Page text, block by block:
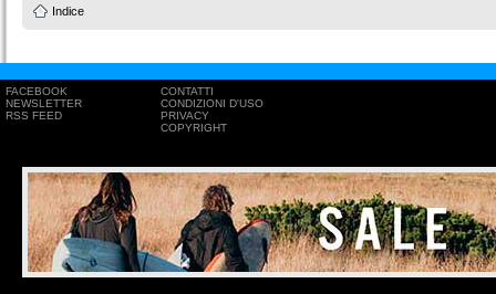
Indice
FACEBOOK
NEWSLETTER
RSS FEED
CONTATTI
CONDIZIONI D'USO
PRIVACY
COPYRIGHT